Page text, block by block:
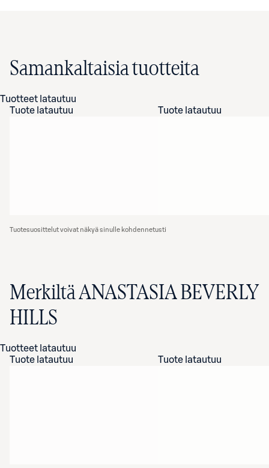
Samankaltaisia tuotteita
Tuotteet latautuu
Tuote latautuu
Tuote latautuu
Tuotesuosittelut voivat näkyä sinulle kohdennetusti
Merkiltä ANASTASIA BEVERLY
HILLS
Tuotteet latautuu
Tuote latautuu
Tuote latautuu